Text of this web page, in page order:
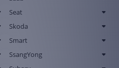
Seat
Skoda
Smart
SsangYong